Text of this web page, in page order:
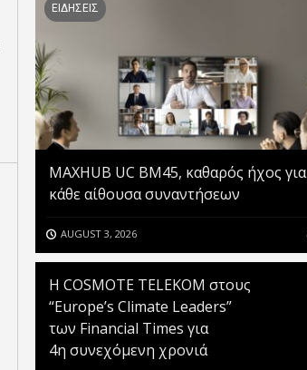
ΕΙΔΗΣΕΙΣ
MAXHUB UC BM45, καθαρός ήχος για
κάθε αίθουσα συναντήσεων
AUGUST 3, 2026
Η COSMOTE TELEKOM στους
“Europe’s Climate Leaders”
των Financial Times για
4η συνεχόμενη χρονιά